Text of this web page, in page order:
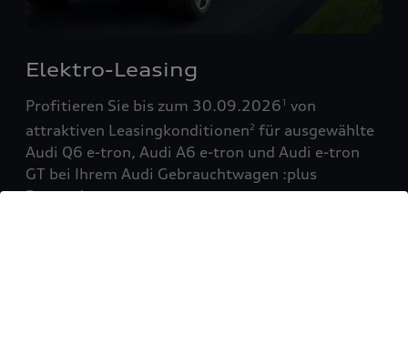
Elektro-Leasing
Profitieren Sie bis zum 30.09.20261 von
attraktiven Leasingkonditionen2 für ausgewählte
Audi Q6 e-tron, Audi A6 e-tron und Audi e-tron
GT bei Ihrem Audi Gebrauchtwagen :plus
Partner!